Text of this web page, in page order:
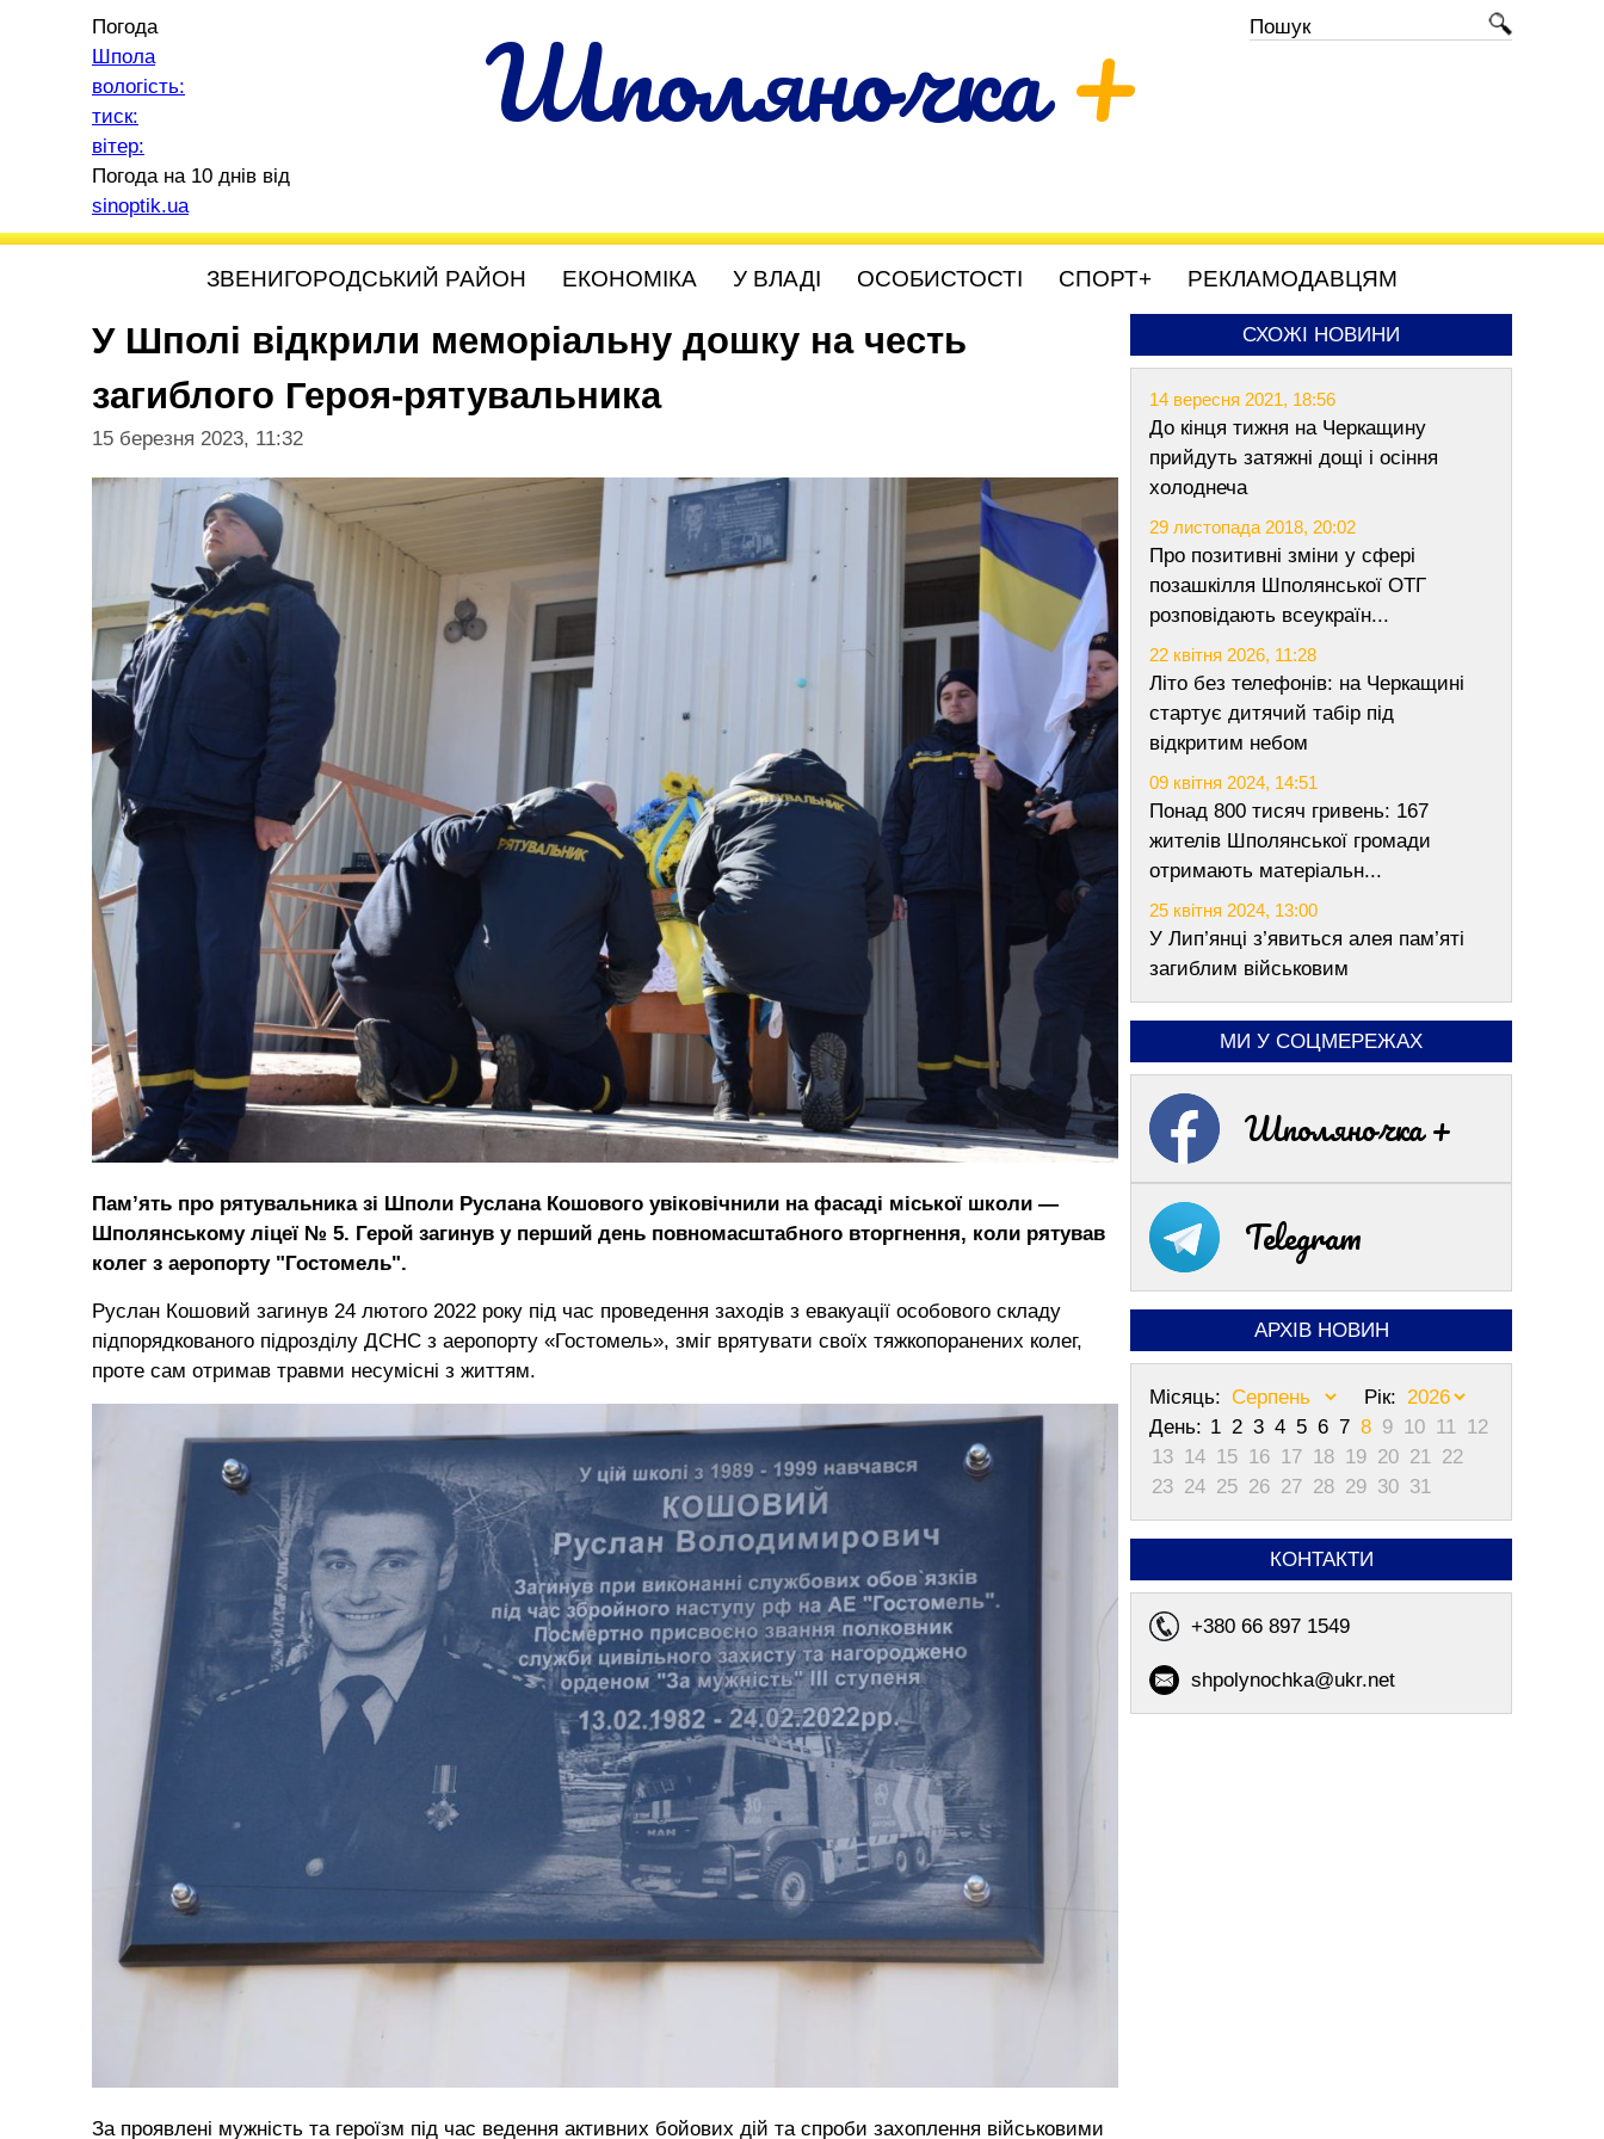
Шполяночка+
Погода
Шпола
вологість:
тиск:
вітер:
Погода на 10 днів від
sinoptik.ua
ЗВЕНИГОРОДСЬКИЙ РАЙОН ЕКОНОМІКА У ВЛАДІ ОСОБИСТОСТІ СПОРТ+ РЕКЛАМОДАВЦЯМ
У Шполі відкрили меморіальну дошку на честь
загиблого Героя-рятувальника
15 березня 2023, 11:32
Пам’ять про рятувальника зі Шполи Руслана Кошового увіковічнили на фасаді міської школи —
Шполянському ліцеї № 5. Герой загинув у перший день повномасштабного вторгнення, коли рятував
колег з аеропорту "Гостомель".
Руслан Кошовий загинув 24 лютого 2022 року під час проведення заходів з евакуації особового складу
підпорядкованого підрозділу ДСНС з аеропорту «Гостомель», зміг врятувати своїх тяжкопоранених колег,
проте сам отримав травми несумісні з життям.
За проявлені мужність та героїзм під час ведення активних бойових дій та спроби захоплення військовими
СХОЖІ НОВИНИ
14 вересня 2021, 18:56
До кінця тижня на Черкащину
прийдуть затяжні дощі і осіння
холоднеча
29 листопада 2018, 20:02
Про позитивні зміни у сфері
позашкілля Шполянської ОТГ
розповідають всеукраїн...
22 квітня 2026, 11:28
Літо без телефонів: на Черкащині
стартує дитячий табір під
відкритим небом
09 квітня 2024, 14:51
Понад 800 тисяч гривень: 167
жителів Шполянської громади
отримають матеріальн...
25 квітня 2024, 13:00
У Лип’янці з’явиться алея пам’яті
загиблим військовим
МИ У СОЦМЕРЕЖАХ
Шполяночка +
Telegram
АРХІВ НОВИН
Місяць:
Рік:
День: 1 2 3 4 5 6 7 8 9 10 11 12
13 14 15 16 17 18 19 20 21 22
23 24 25 26 27 28 29 30 31
КОНТАКТИ
+380 66 897 1549
shpolynochka@ukr.net